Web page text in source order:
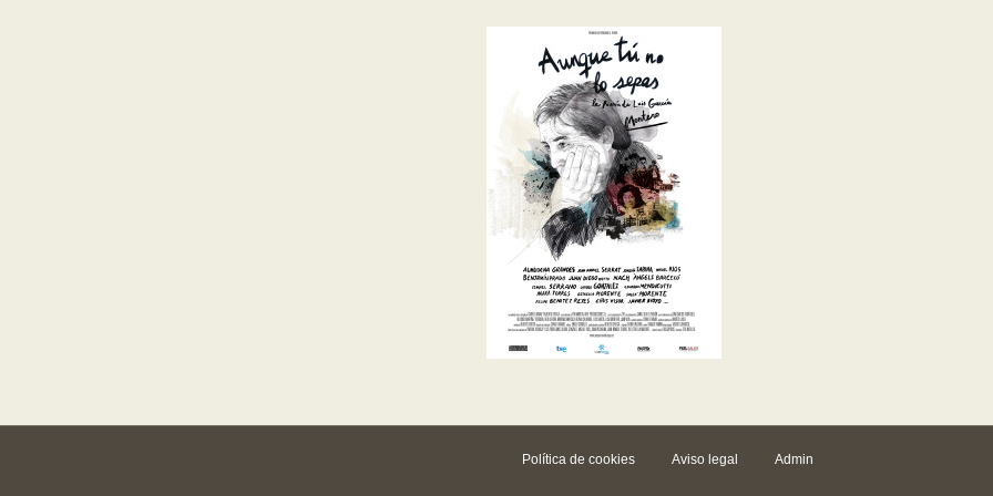
Política de cookies Aviso legal Admin